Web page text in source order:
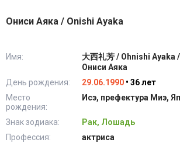
Ониси Аяка / Onishi Ayaka
Имя:
大西礼芳 / Ohnishi Ayaka
Ониси Аяка
День рождения:
29.06.1990 • 36 лет
Место
рождения:
Исэ, префектура Миэ,
Знак зодиака:
Рак, Лошадь
Профессия:
актриса